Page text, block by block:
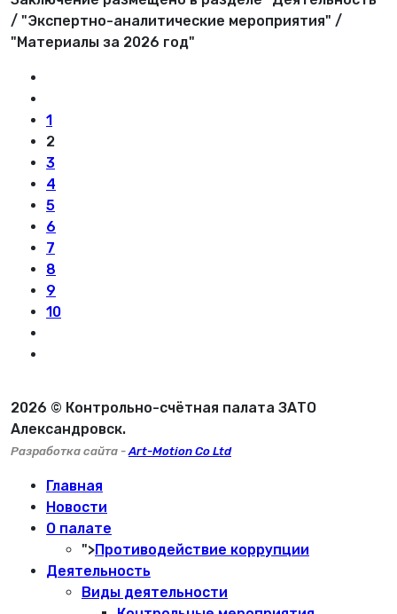
/ "Экспертно-аналитические мероприятия" /
"Материалы за 2026 год"
1
2
3
4
5
6
7
8
9
10
2026 © Контрольно-счётная палата ЗАТО
Александровск.
Разработка сайта - Art-Motion Co Ltd
Главная
Новости
О палате
">Противодействие коррупции
Деятельность
Виды деятельности